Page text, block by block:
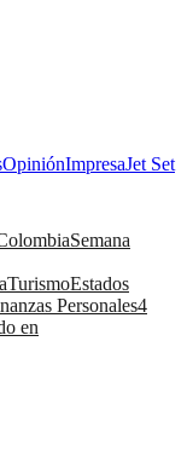
OpiniónImpresaJet Set
Semana
TurismoEstados
Personales4
en